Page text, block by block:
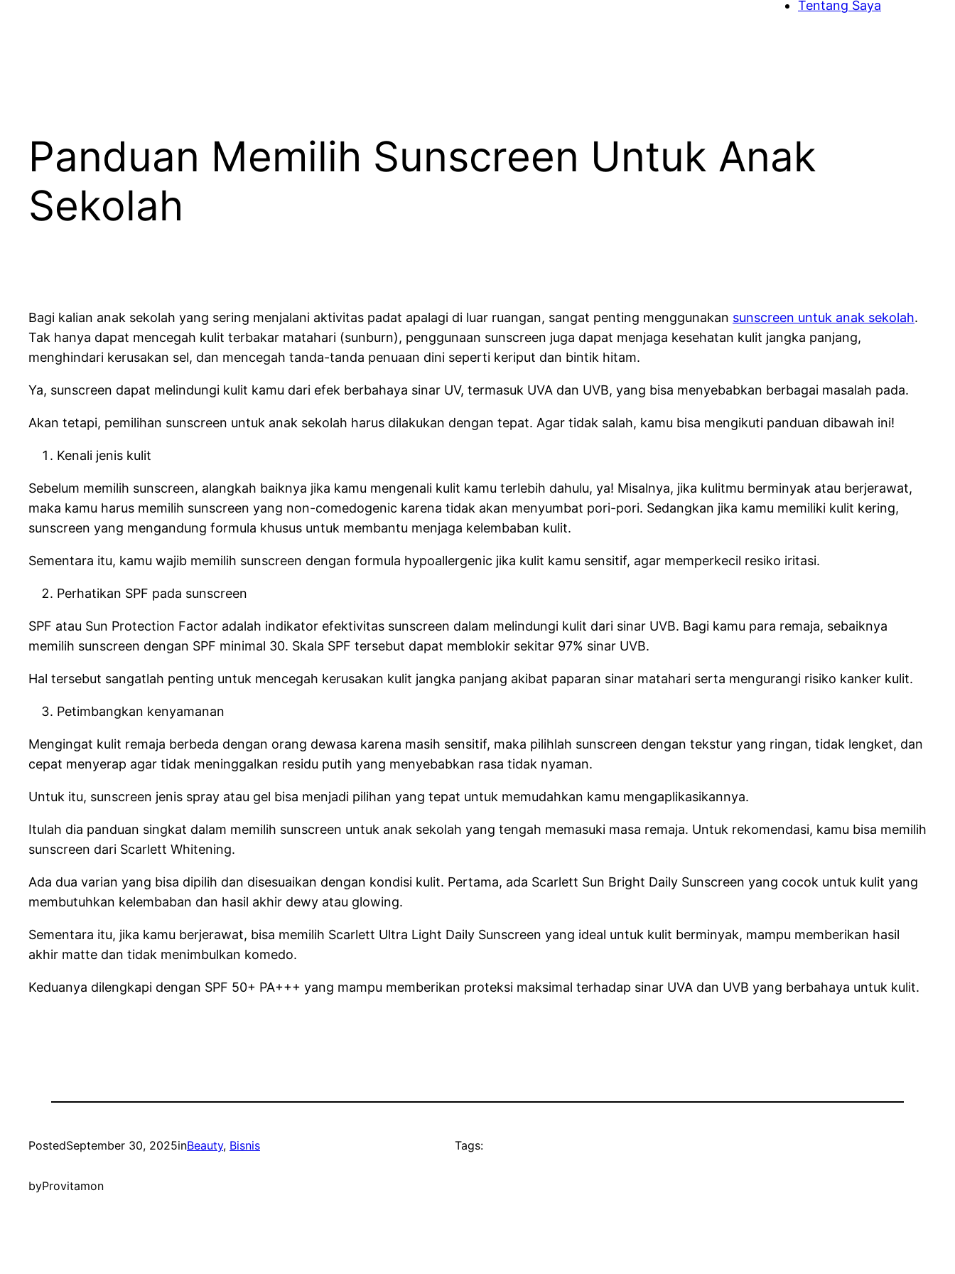
Tentang Saya
Panduan Memilih Sunscreen Untuk Anak
Sekolah
Bagi kalian anak sekolah yang sering menjalani aktivitas padat apalagi di luar ruangan, sangat penting menggunakan sunscreen untuk anak sekolah.
Tak hanya dapat mencegah kulit terbakar matahari (sunburn), penggunaan sunscreen juga dapat menjaga kesehatan kulit jangka panjang,
menghindari kerusakan sel, dan mencegah tanda-tanda penuaan dini seperti keriput dan bintik hitam.
Ya, sunscreen dapat melindungi kulit kamu dari efek berbahaya sinar UV, termasuk UVA dan UVB, yang bisa menyebabkan berbagai masalah pada.
Akan tetapi, pemilihan sunscreen untuk anak sekolah harus dilakukan dengan tepat. Agar tidak salah, kamu bisa mengikuti panduan dibawah ini!
Kenali jenis kulit
Sebelum memilih sunscreen, alangkah baiknya jika kamu mengenali kulit kamu terlebih dahulu, ya! Misalnya, jika kulitmu berminyak atau berjerawat,
maka kamu harus memilih sunscreen yang non-comedogenic karena tidak akan menyumbat pori-pori. Sedangkan jika kamu memiliki kulit kering,
sunscreen yang mengandung formula khusus untuk membantu menjaga kelembaban kulit.
Sementara itu, kamu wajib memilih sunscreen dengan formula hypoallergenic jika kulit kamu sensitif, agar memperkecil resiko iritasi.
Perhatikan SPF pada sunscreen
SPF atau Sun Protection Factor adalah indikator efektivitas sunscreen dalam melindungi kulit dari sinar UVB. Bagi kamu para remaja, sebaiknya
memilih sunscreen dengan SPF minimal 30. Skala SPF tersebut dapat memblokir sekitar 97% sinar UVB.
Hal tersebut sangatlah penting untuk mencegah kerusakan kulit jangka panjang akibat paparan sinar matahari serta mengurangi risiko kanker kulit.
Petimbangkan kenyamanan
Mengingat kulit remaja berbeda dengan orang dewasa karena masih sensitif, maka pilihlah sunscreen dengan tekstur yang ringan, tidak lengket, dan
cepat menyerap agar tidak meninggalkan residu putih yang menyebabkan rasa tidak nyaman.
Untuk itu, sunscreen jenis spray atau gel bisa menjadi pilihan yang tepat untuk memudahkan kamu mengaplikasikannya.
Itulah dia panduan singkat dalam memilih sunscreen untuk anak sekolah yang tengah memasuki masa remaja. Untuk rekomendasi, kamu bisa memilih
sunscreen dari Scarlett Whitening.
Ada dua varian yang bisa dipilih dan disesuaikan dengan kondisi kulit. Pertama, ada Scarlett Sun Bright Daily Sunscreen yang cocok untuk kulit yang
membutuhkan kelembaban dan hasil akhir dewy atau glowing.
Sementara itu, jika kamu berjerawat, bisa memilih Scarlett Ultra Light Daily Sunscreen yang ideal untuk kulit berminyak, mampu memberikan hasil
akhir matte dan tidak menimbulkan komedo.
Keduanya dilengkapi dengan SPF 50+ PA+++ yang mampu memberikan proteksi maksimal terhadap sinar UVA dan UVB yang berbahaya untuk kulit.
PostedSeptember 30, 2025inBeauty, Bisnis
byProvitamon
Tags: